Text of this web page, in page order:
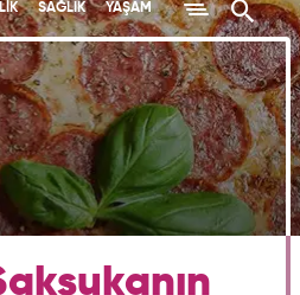
SAĞLIK YAŞAM